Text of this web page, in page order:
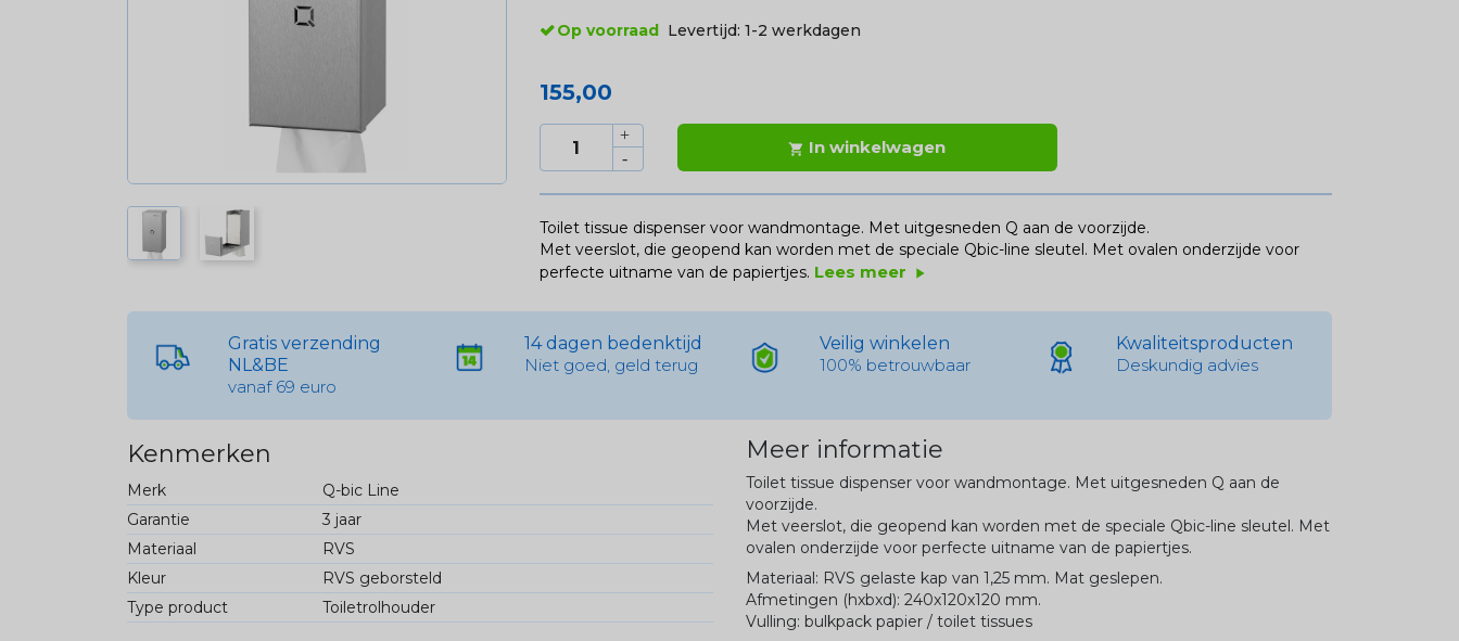
Op voorraad Levertijd: 1-2 werkdagen
155,00
 In winkelwagen
Toilet tissue dispenser voor wandmontage. Met uitgesneden Q aan de voorzijde.
Met veerslot, die geopend kan worden met de speciale Qbic-line sleutel. Met ovalen onderzijde voor
perfecte uitname van de papiertjes. Lees meer play_arrow
Gratis verzending
NL&BE
vanaf 69 euro
14 dagen bedenktijd
Niet goed, geld terug
Veilig winkelen
100% betrouwbaar
Kwaliteitsproducten
Deskundig advies
Kenmerken
Merk
Q-bic Line
Garantie
3 jaar
Materiaal
RVS
Kleur
RVS geborsteld
Type product
Toiletrolhouder
Meer informatie
Toilet tissue dispenser voor wandmontage. Met uitgesneden Q aan de
voorzijde.
Met veerslot, die geopend kan worden met de speciale Qbic-line sleutel. Met
ovalen onderzijde voor perfecte uitname van de papiertjes.
Materiaal: RVS gelaste kap van 1,25 mm. Mat geslepen.
Afmetingen (hxbxd): 240x120x120 mm.
Vulling: bulkpack papier / toilet tissues